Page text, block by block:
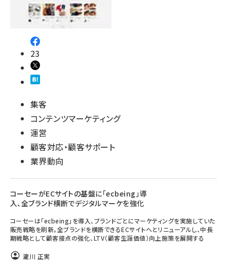
23
集客
コンテンツマーケティング
運営
顧客対応・顧客サポート
業界動向
コーセーがECサイトの基盤に「ecbeing」導
入、全ブランド横断でデジタルマーケを強化
コーセーは「ecbeing」を導入、ブランドごとにマーケティングを実施していた
販売戦略を刷新。全ブランドを横断できるECサイトへとリニューアルし、中長
期戦略として顧客接点の強化、LTV（顧客生涯価値）向上施策を展開する
瀧川 正実